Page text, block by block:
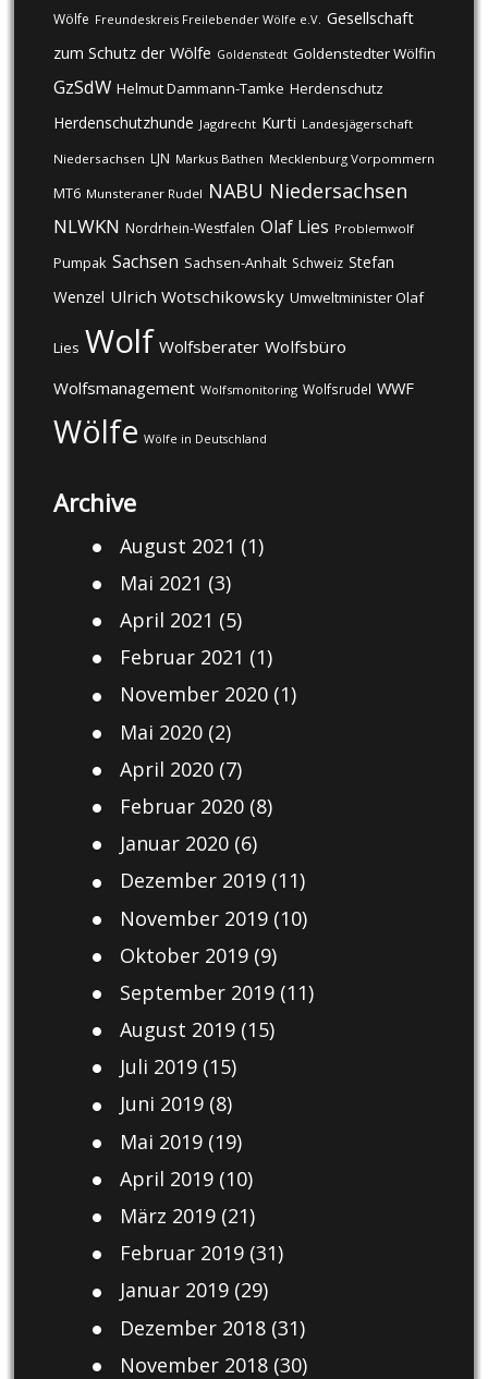
Wölfe Freundeskreis Freilebender Wölfe e.V. Gesellschaft
zum Schutz der Wölfe Goldenstedt Goldenstedter Wölfin
GzSdW Helmut Dammann-Tamke Herdenschutz
Herdenschutzhunde Jagdrecht Kurti Landesjägerschaft
Niedersachsen LJN Markus Bathen Mecklenburg Vorpommern
MT6 Munsteraner Rudel NABU Niedersachsen
NLWKN Nordrhein-Westfalen Olaf Lies Problemwolf
Pumpak Sachsen Sachsen-Anhalt Schweiz Stefan
Wenzel Ulrich Wotschikowsky Umweltminister Olaf
Lies Wolf Wolfsberater Wolfsbüro
Wolfsmanagement Wolfsmonitoring Wolfsrudel WWF
Wölfe Wölfe in Deutschland
Archive
August 2021 (1)
Mai 2021 (3)
April 2021 (5)
Februar 2021 (1)
November 2020(1)
Mai 2020(2)
April 2020(7)
Februar 2020(8)
Januar 2020(6)
Dezember 2019(11)
November 2019(10)
Oktober 2019(9)
September 2019(11)
August 2019(15)
Juli 2019(15)
Juni 2019(8)
Mai 2019(19)
April 2019(10)
März 2019(21)
Februar 2019(31)
Januar 2019(29)
Dezember 2018(31)
November 2018(30)